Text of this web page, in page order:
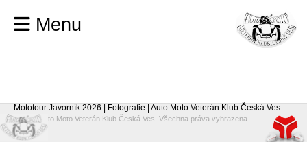
Menu
Mototour Javorník 2026 | Fotografie | Auto Moto Veterán Klub Česká Ves
© 2026 Auto Moto Veterán Klub Česká Ves. Všechna práva vyhrazena.